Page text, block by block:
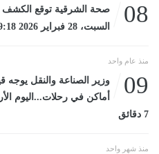
08
السبت، 28 فبراير 2026 09:18 مـ
منذ عام واحد
09
وزير الصناعة والنقل يوجه
7 دقائق
منذ شهر واحد